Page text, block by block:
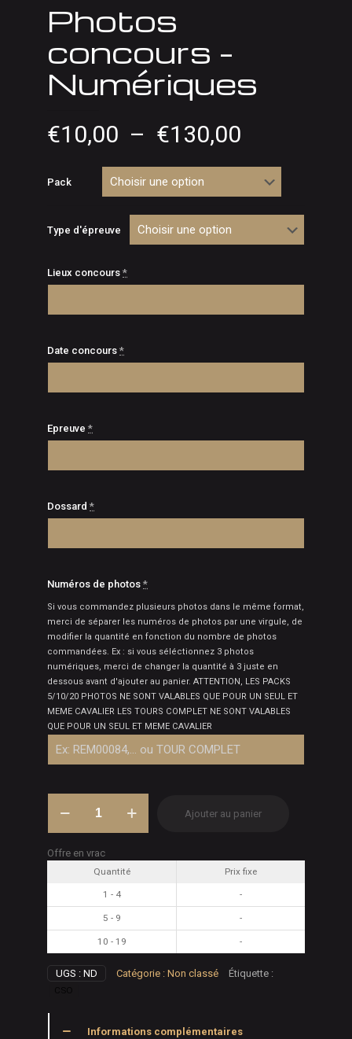
Photos
concours –
Numériques
€10,00 – €130,00
prix :
€10,00
€130,00
Pack
Type d'épreuve
Lieux concours *
Date concours *
Epreuve *
Dossard *
Numéros de photos *
Si vous commandez plusieurs photos dans le même format,
merci de séparer les numéros de photos par une virgule, de
modifier la quantité en fonction du nombre de photos
commandées. Ex : si vous séléctionnez 3 photos
numériques, merci de changer la quantité à 3 juste en
dessous avant d'ajouter au panier. ATTENTION, LES PACKS
5/10/20 PHOTOS NE SONT VALABLES QUE POUR UN SEUL ET
MEME CAVALIER LES TOURS COMPLET NE SONT VALABLES
QUE POUR UN SEUL ET MEME CAVALIER
-
Numériques
Ajouter au panier
Offre en vrac
Quantité Prix fixe
1 - 4 -
5 - 9 -
10 - 19 -
UGS : ND Catégorie : Non classé Étiquette :
Informations complémentaires